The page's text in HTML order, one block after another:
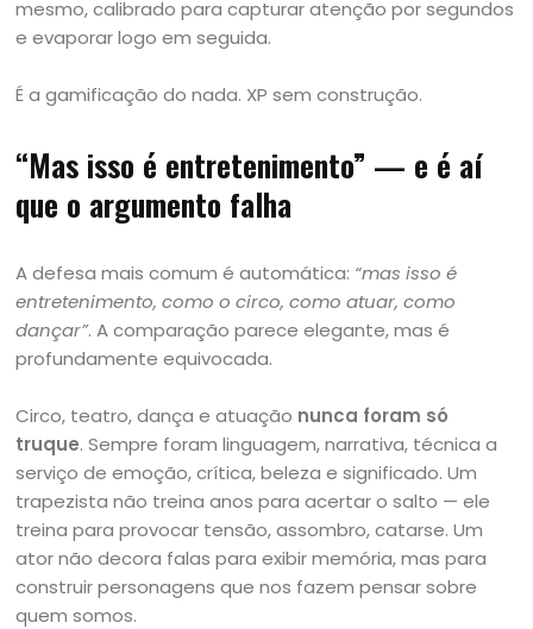
mesmo, calibrado para capturar atenção por segundos
e evaporar logo em seguida.
É a gamificação do nada. XP sem construção.
“Mas isso é entretenimento” — e é aí
que o argumento falha
A defesa mais comum é automática: “mas isso é
entretenimento, como o circo, como atuar, como
dançar”. A comparação parece elegante, mas é
profundamente equivocada.
Circo, teatro, dança e atuação nunca foram só
truque. Sempre foram linguagem, narrativa, técnica a
serviço de emoção, crítica, beleza e significado. Um
trapezista não treina anos para acertar o salto — ele
treina para provocar tensão, assombro, catarse. Um
ator não decora falas para exibir memória, mas para
construir personagens que nos fazem pensar sobre
quem somos.